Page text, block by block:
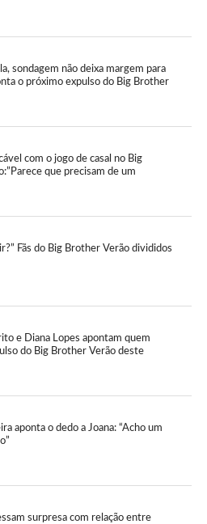
sondagem não deixa margem para
o próximo expulso do Big Brother
com o jogo de casal no Big
que precisam de um
Fãs do Big Brother Verão divididos
e Diana Lopes apontam quem
do Big Brother Verão deste
aponta o dedo a Joana: “Acho um
surpresa com relação entre